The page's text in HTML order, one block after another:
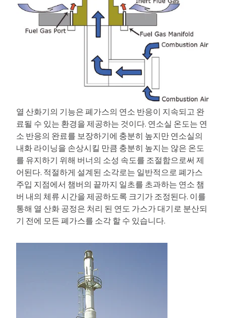
열 산화기의 기능은 폐가스의 연소 반응이 지속되고 완
료될 수 있는 환경을 제공하는 것이다. 연소실 온도는 연
소 반응의 완료를 보장하기에 충분히 높지만 연소실의
내화 라이닝을 손상시킬 만큼 충분히 높지는 않은 온도
를 유지하기 위해 버너의 소성 속도를 조절함으로써 제
어된다. 적절하게 설계된 소각로는 일반적으로 폐가스
주입 지점에서 챔버의 끝까지 일초를 초과하는 연소 챔
버 내의 체류 시간을 제공하도록 크기가 조정된다. 이를
통해 열 산화 공정은 처리 된 연도 가스가 대기로 분산되
기 전에 모든 폐가스를 소각 할 수 있습니다.